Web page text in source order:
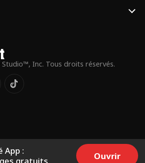
Inc. Tous droits réservés.
App :
Ouvrir